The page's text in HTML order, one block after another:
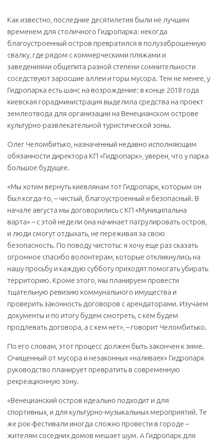
Как известно, последние десятилетия были не лучшим
временем для столичного Гидропарка: некогда
благоустроенный остров превратился в полузаброшенную
свалку, где рядом с коммерческими пляжами и
заведениями общепита разной степени сомнительности
соседствуют заросшие аллеи и горы мусора. Тем не менее, у
Гидропарка есть шанс на возрождение: в конце 2018 года
киевская горадминистрация выделила средства на проект
землеотвода для организации на Венецианском острове
культурно-развлекательной туристической зоны.
Олег Челомбитько, назначенный недавно исполняющим
обязанности директора КП «Гидропарк», уверен, что у парка
большое будущее.
«Мы хотим вернуть киевлянам тот Гидропарк, которым он
был когда-то, – чистый, благоустроенный и безопасный. В
начале августа мы договорились с КП «Муниципальна
варта» – с этой недели она начинает патрулировать остров,
и люди смогут отдыхать, не переживая за свою
безопасность. По поводу чистоты: я хочу еще раз сказать
огромное спасибо волонтерам, которые откликнулись на
нашу просьбу и каждую субботу приходят помогать убирать
территорию. Кроме этого, мы планируем провести
тщательную ревизию коммунального имущества и
проверить законность договоров с арендаторами. Изучаем
документы и по итогу будем смотреть, с кем будем
продлевать договора, а с кем нет», – говорит Челомбитько.
По его словам, этот процесс должен быть закончен к зиме.
Очищенный от мусора и незаконных «наливаек» Гидропарк
руководство планирует превратить в современную
рекреационную зону.
«Венецианский остров идеально подходит и для
спортивных, и для культурно-музыкальных мероприятий. Те
же рок-фестивали иногда сложно провести в городе –
жителям соседних домов мешает шум. А Гидропарк для